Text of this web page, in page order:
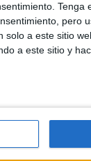
Tenga
pero
a este sitio
a este sitio y